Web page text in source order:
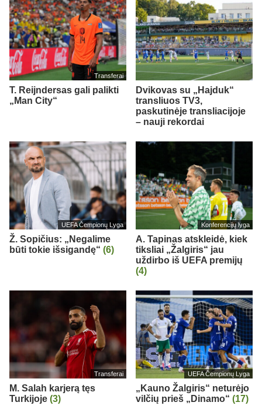
Transferai
T. Reijndersas gali palikti
„Man City“
Dvikovas su „Hajduk“
transliuos TV3,
paskutinėje transliacijoje
– nauji rekordai
UEFA Čempionų Lyga
Ž. Sopičius: „Negalime
būti tokie išsigandę“ (6)
Konferencijų lyga
A. Tapinas atskleidė, kiek
tiksliai „Žalgiris“ jau
uždirbo iš UEFA premijų
(4)
Transferai
M. Salah karjerą tęs
Turkijoje (3)
UEFA Čempionų Lyga
„Kauno Žalgiris“ neturėjo
vilčių prieš „Dinamo“ (17)